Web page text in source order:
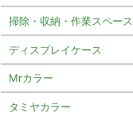
掃除・収納・作業スペース
ディスプレイケース
Mrカラー
タミヤカラー